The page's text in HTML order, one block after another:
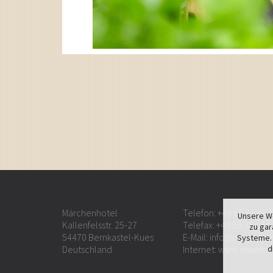
Märchenhotel
Kallenfelsstr. 25-27
54470 Bernkastel-Kues
Deutschland
Telefon: +49 65 31 / 9
Telefax: +49 65 31 / 14
E-Mail:
Internet:
Unsere
zu